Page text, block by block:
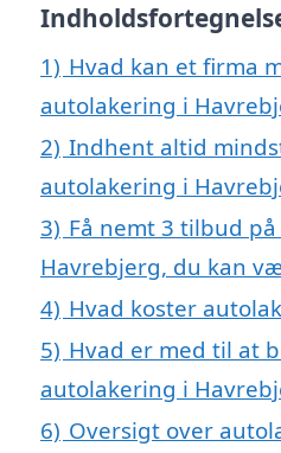
1) Hvad kan et firma
autolakering i
2) Indhent altid
autolakering i
3) Få nemt 3 tilbud
Havrebjerg, du kan
4) Hvad koster
5) Hvad er med til at
autolakering i
6) Oversigt over